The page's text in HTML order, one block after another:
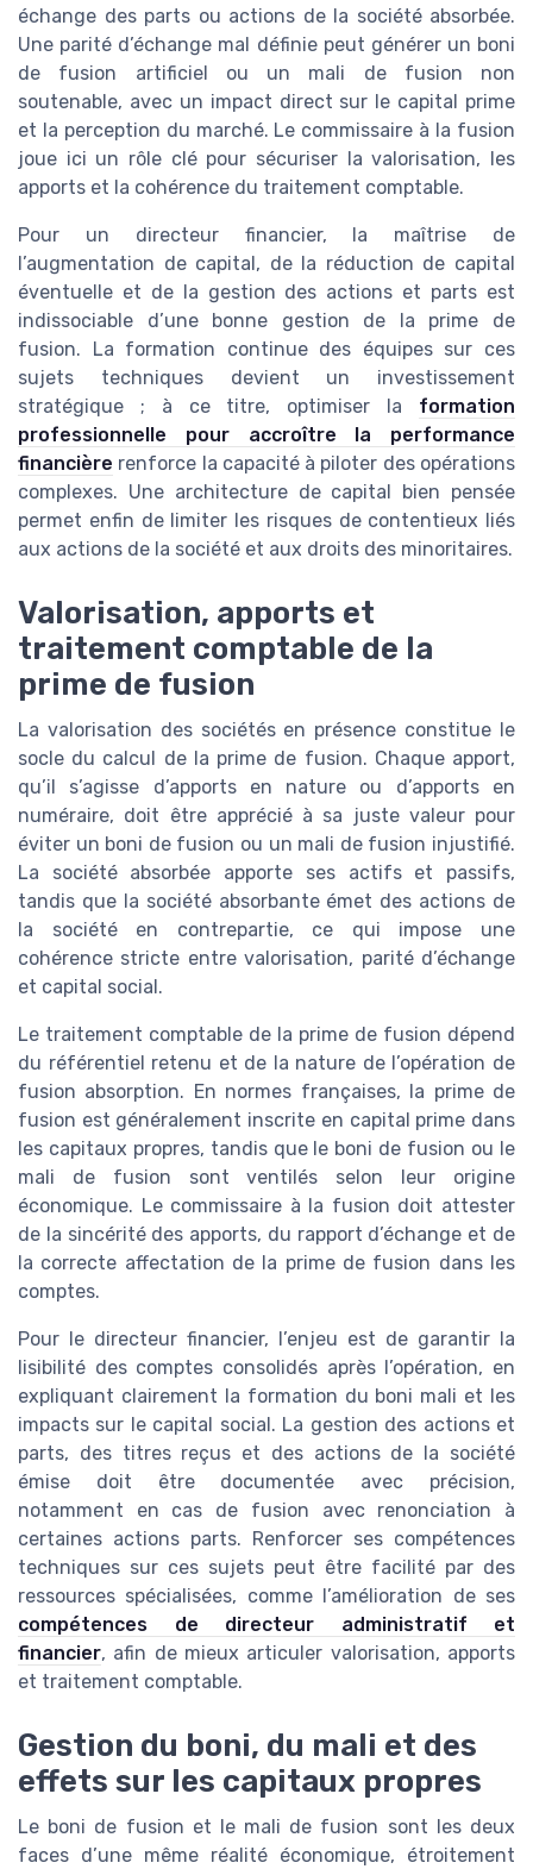
échange des parts ou actions de la société absorbée.
Une parité d’échange mal définie peut générer un boni
de fusion artificiel ou un mali de fusion non
soutenable, avec un impact direct sur le capital prime
et la perception du marché. Le commissaire à la fusion
joue ici un rôle clé pour sécuriser la valorisation, les
apports et la cohérence du traitement comptable.
Pour un directeur financier, la maîtrise de
l’augmentation de capital, de la réduction de capital
éventuelle et de la gestion des actions et parts est
indissociable d’une bonne gestion de la prime de
fusion. La formation continue des équipes sur ces
sujets techniques devient un investissement
stratégique ; à ce titre, optimiser la formation
professionnelle pour accroître la performance
financière renforce la capacité à piloter des opérations
complexes. Une architecture de capital bien pensée
permet enfin de limiter les risques de contentieux liés
aux actions de la société et aux droits des minoritaires.
Valorisation, apports et
traitement comptable de la
prime de fusion
La valorisation des sociétés en présence constitue le
socle du calcul de la prime de fusion. Chaque apport,
qu’il s’agisse d’apports en nature ou d’apports en
numéraire, doit être apprécié à sa juste valeur pour
éviter un boni de fusion ou un mali de fusion injustifié.
La société absorbée apporte ses actifs et passifs,
tandis que la société absorbante émet des actions de
la société en contrepartie, ce qui impose une
cohérence stricte entre valorisation, parité d’échange
et capital social.
Le traitement comptable de la prime de fusion dépend
du référentiel retenu et de la nature de l’opération de
fusion absorption. En normes françaises, la prime de
fusion est généralement inscrite en capital prime dans
les capitaux propres, tandis que le boni de fusion ou le
mali de fusion sont ventilés selon leur origine
économique. Le commissaire à la fusion doit attester
de la sincérité des apports, du rapport d’échange et de
la correcte affectation de la prime de fusion dans les
comptes.
Pour le directeur financier, l’enjeu est de garantir la
lisibilité des comptes consolidés après l’opération, en
expliquant clairement la formation du boni mali et les
impacts sur le capital social. La gestion des actions et
parts, des titres reçus et des actions de la société
émise doit être documentée avec précision,
notamment en cas de fusion avec renonciation à
certaines actions parts. Renforcer ses compétences
techniques sur ces sujets peut être facilité par des
ressources spécialisées, comme l’amélioration de ses
compétences de directeur administratif et
financier, afin de mieux articuler valorisation, apports
et traitement comptable.
Gestion du boni, du mali et des
effets sur les capitaux propres
Le boni de fusion et le mali de fusion sont les deux
faces d’une même réalité économique, étroitement